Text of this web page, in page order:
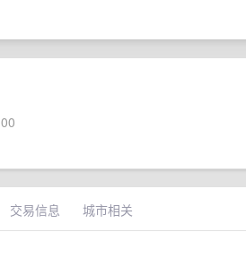
交易信息 城市相关